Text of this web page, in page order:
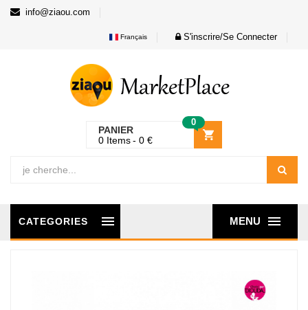
info@ziaou.com
Français S'inscrire/Se Connecter
PANIER
0
0 Items 0 €
MENU
CATEGORIES